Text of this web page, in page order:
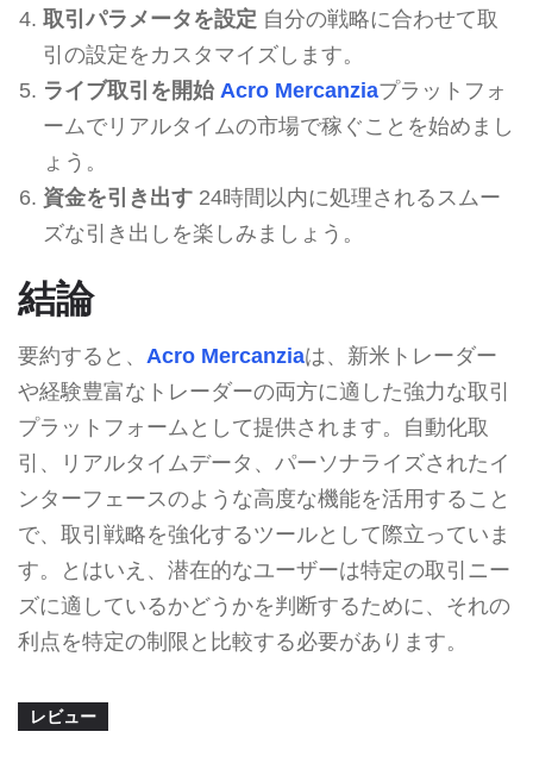
取引パラメータを設定 自分の戦略に合わせて取
引の設定をカスタマイズします。
ライブ取引を開始 Acro Mercanziaプラットフォ
ームでリアルタイムの市場で稼ぐことを始めまし
ょう。
資金を引き出す24時間以内に処理されるスムー
ズな引き出しを楽しみましょう。
結論
要約すると、 Acro Mercanziaは、新米トレーダー
や経験豊富なトレーダーの両方に適した強力な取引
プラットフォームとして提供されます。自動化取
引、リアルタイムデータ、パーソナライズされたイ
ンターフェースのような高度な機能を活用すること
で、取引戦略を強化するツールとして際立っていま
す。とはいえ、潜在的なユーザーは特定の取引ニー
ズに適しているかどうかを判断するために、それの
利点を特定の制限と比較する必要があります。
レビュー